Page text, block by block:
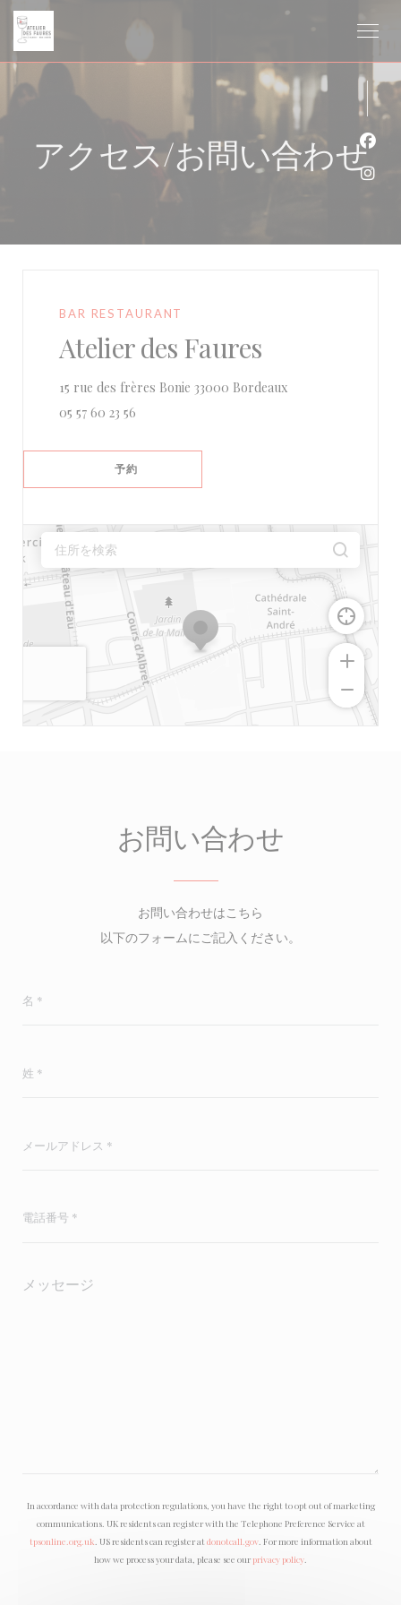
クッキー利用の管理について
アクセス/お問い合わせ
BAR RESTAURANT
Atelier des Faures
15 rue des frères Bonie 33000 Bordeaux((新しいウィンドウ
05 57 60 23 56
予約
お問い合わせ
お問い合わせはこちら
以下のフォームにご記入ください。
In accordance with data protection regulations, you have the right to opt out of marketing
communications. UK residents can register with the Telephone Preference Service at
tpsonline.org.uk . US residents can register at donotcall.gov. For more information about
how we process your data, please see ourprivacy policy